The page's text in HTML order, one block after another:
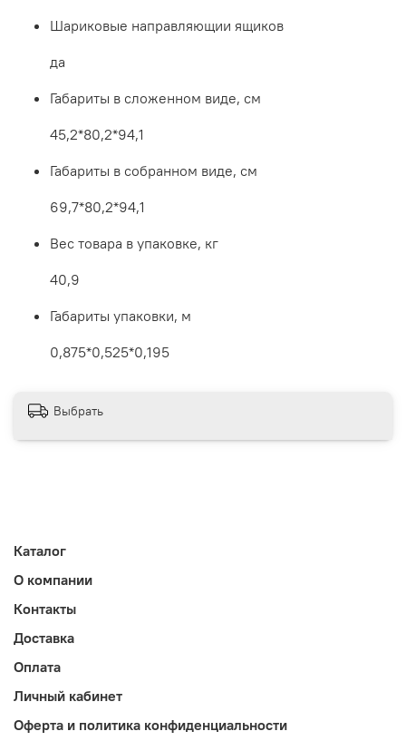
Шариковые направляющии ящиков
да
Габариты в сложенном виде, см
45,2*80,2*94,1
Габариты в собранном виде, см
69,7*80,2*94,1
Вес товара в упаковке, кг
40,9
Габариты упаковки, м
0,875*0,525*0,195
Выбрать
Каталог
О компании
Контакты
Доставка
Оплата
Личный кабинет
Оферта и политика конфиденциальности